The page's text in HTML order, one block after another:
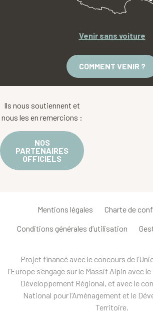
Venir sans voiture
COMMENT VENIR ?
Ils nous soutiennent et
nous les en remercions :
NOS
PARTENAIRES
OFFICIELS
Mentions légales Charte de
Conditions générales d’utilisation
Projet financé avec le concours de
l’Europe s’engage sur le Massif Alpin avec
Développement Régional, et avec le
National pour l’Aménagement et le
Territoire.